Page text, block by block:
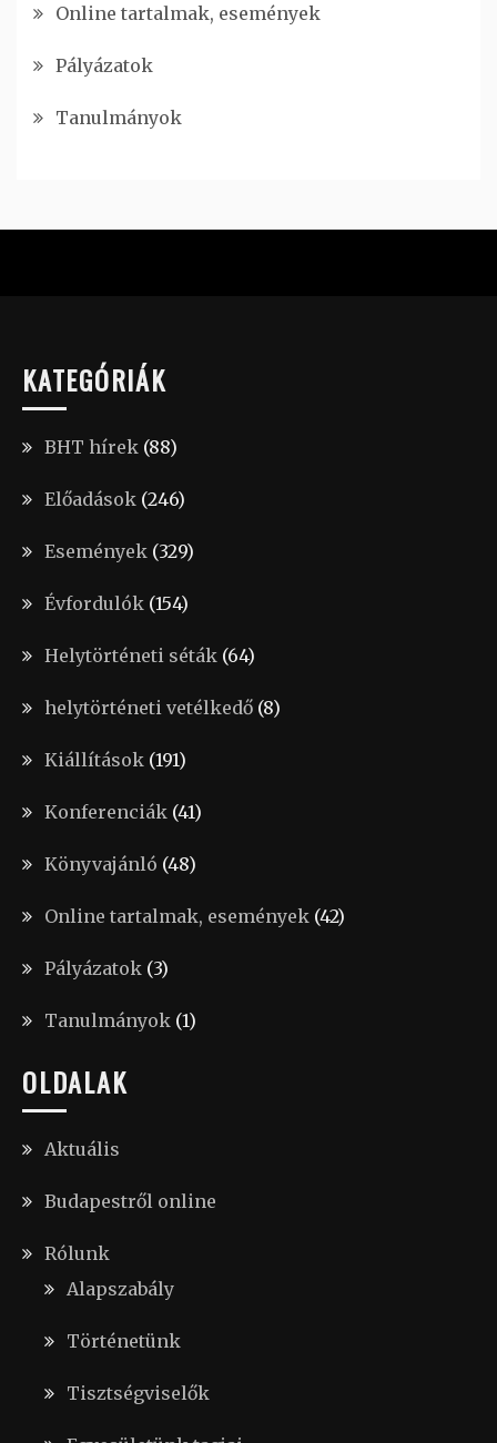
Online tartalmak, események
Pályázatok
Tanulmányok
KATEGÓRIÁK
BHT hírek (88)
Előadások (246)
Események (329)
Évfordulók (154)
Helytörténeti séták (64)
helytörténeti vetélkedő (8)
Kiállítások (191)
Konferenciák (41)
Könyvajánló (48)
Online tartalmak, események (42)
Pályázatok (3)
Tanulmányok (1)
OLDALAK
Aktuális
Budapestről online
Rólunk
Alapszabály
Történetünk
Tisztségviselők